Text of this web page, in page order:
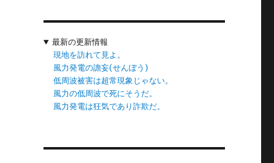
最新の更新情報
現地を訪れて見よ。
風力発電の譫妄(せんぼう)
低周波被害は超常現象じゃない。
風力の低周波で死にそうだ。
風力発電は狂気であり詐欺だ。